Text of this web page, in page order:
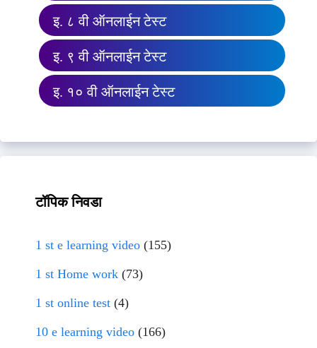
इ. ८ वी ऑनलाईन टेस्ट
इ. ९ वी ऑनलाईन टेस्ट
इ. १० वी ऑनलाईन टेस्ट
टॉपिक निवडा
1 st e learning video (155)
1 st Home work (73)
1 st online test (4)
10 e learning video (166)